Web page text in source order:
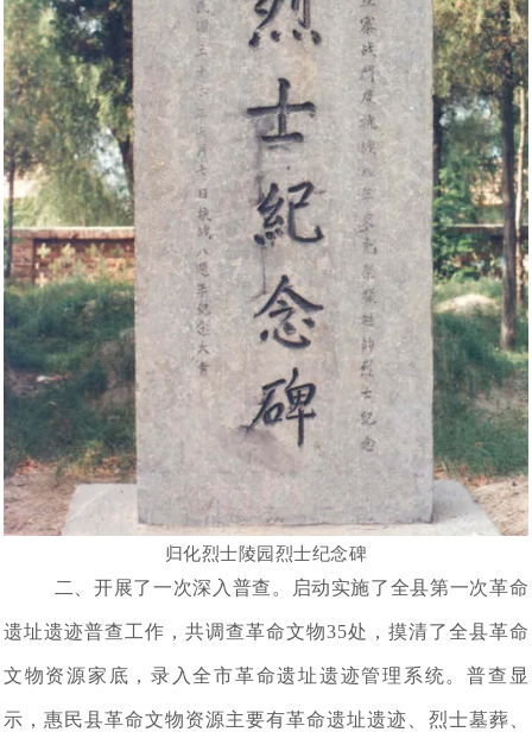
归化烈士陵园烈士纪念碑
二、开展了一次深入普查。启动实施了全县第一次革命
遗址遗迹普查工作，共调查革命文物35处，摸清了全县革命
文物资源家底，录入全市革命遗址遗迹管理系统。普查显
示，惠民县革命文物资源主要有革命遗址遗迹、烈士墓葬、